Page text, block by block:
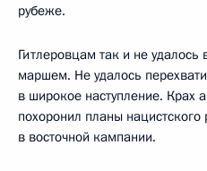
рубеже.
Гитлеровцам так и не
маршем. Не удалось
в широкое наступление. Крах
похоронил планы нацистского
в восточной кампании.